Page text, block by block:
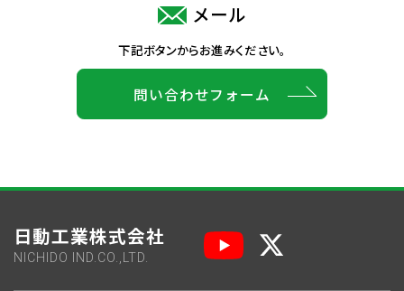
メール
下記ボタンからお進みください。
問い合わせフォーム
日動工業株式会社
NICHIDO IND.CO.,LTD.